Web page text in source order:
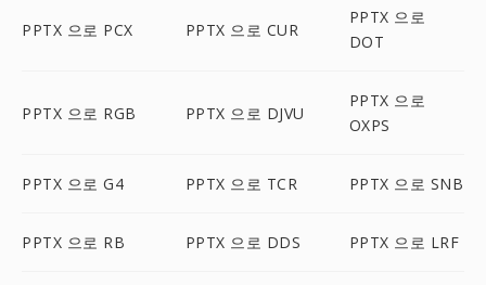
PPTX 으로 PCX PPTX 으로 CUR
PPTX 으로
DOT
PPTX 으로 RGB PPTX 으로 DJVU
PPTX 으로
OXPS
PPTX 으로 G4 PPTX 으로 TCR PPTX 으로 SNB
PPTX 으로 RB PPTX 으로 DDS PPTX 으로 LRF